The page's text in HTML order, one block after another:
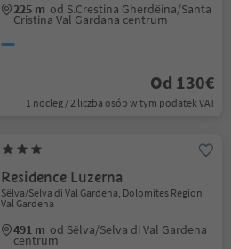
225 m od S.Crestina Gherdëina/Santa
Cristina Val Gardana centrum
Od 130€
1 nocleg / 2 liczba osób w tym podatek VAT
Residence Luzerna
Sëlva/Selva di Val Gardena, Dolomites Region
Val Gardena
491 m od Sëlva/Selva di Val Gardena
centrum